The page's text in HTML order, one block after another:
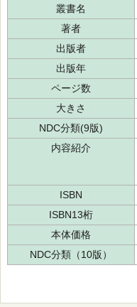
叢書名
著者
出版者
出版年
ページ数
大きさ
NDC分類(9版)
内容紹介
ISBN
ISBN13桁
本体価格
NDC分類（10版）